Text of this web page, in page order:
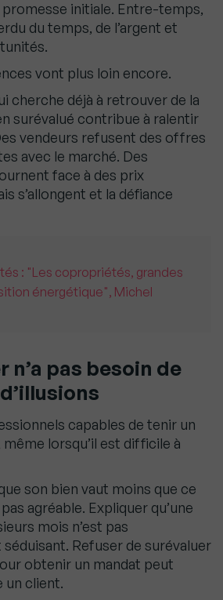
initiale. Entre-temps,
du temps, de l’argent et
vont plus loin encore.
cherche déjà à retrouver de la
surévalué contribue à ralentir
vendeurs refusent des offres
avec le marché. Des
face à des prix
s’allongent et la défiance
: "Les copropriétés, grandes
énergétique", Michel
n’a pas besoin de
capables de tenir un
lorsqu’il est difficile à
son bien vaut moins que ce
agréable. Expliquer qu’une
mois n’est pas
Refuser de surévaluer
obtenir un mandat peut
un client.